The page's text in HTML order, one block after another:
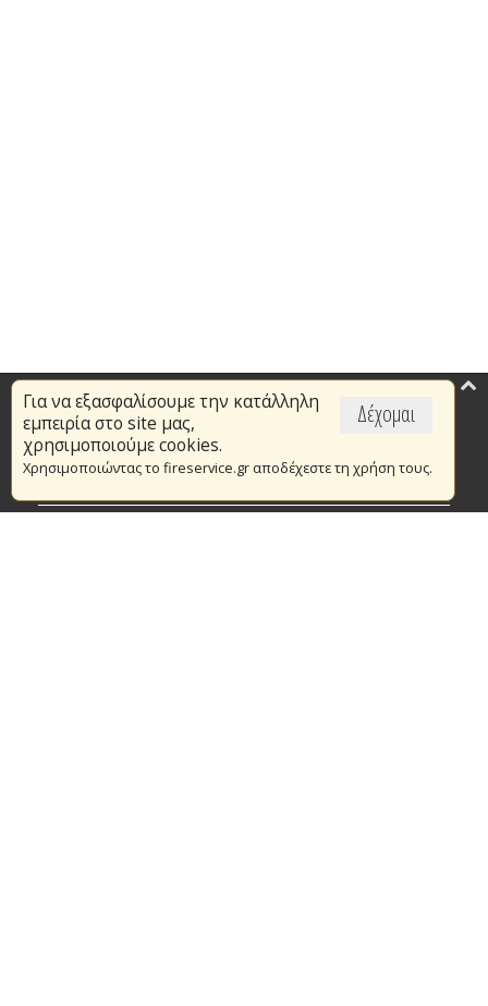
Δέχομαι
Για να εξασφαλίσουμε την κατάλληλη
εμπειρία στο site μας,
χρησιμοποιούμε cookies.
Χρησιμοποιώντας το fireservice.gr αποδέχεστε τη χρήση τους.
Επικαιρότητα
Το Πυροσβεστικό Σώμα